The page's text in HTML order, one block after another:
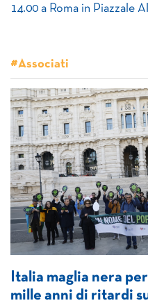
14.00 a Roma in Piazzale
#Associati
Italia maglia nera
mille anni di ritardi